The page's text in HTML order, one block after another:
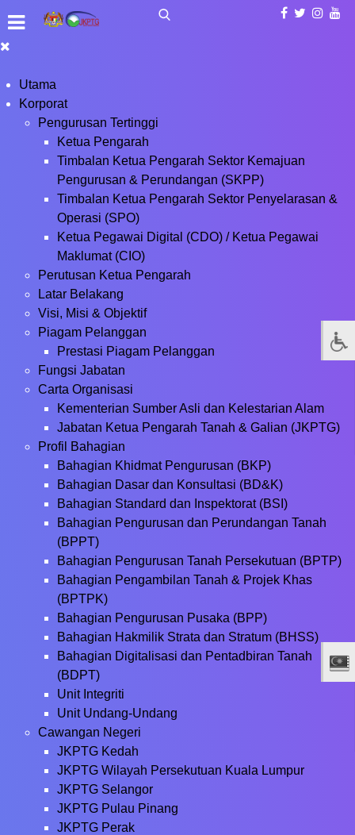
Utama
Korporat
Pengurusan Tertinggi
Ketua Pengarah
Timbalan Ketua Pengarah Sektor Kemajuan
Pengurusan & Perundangan (SKPP)
Timbalan Ketua Pengarah Sektor Penyelarasan &
Operasi (SPO)
Ketua Pegawai Digital (CDO) / Ketua Pegawai
Maklumat (CIO)
Perutusan Ketua Pengarah
Latar Belakang
Visi, Misi & Objektif
Piagam Pelanggan
Prestasi Piagam Pelanggan
Fungsi Jabatan
Carta Organisasi
Kementerian Sumber Asli dan Kelestarian Alam
Jabatan Ketua Pengarah Tanah & Galian (JKPTG)
Profil Bahagian
Bahagian Khidmat Pengurusan (BKP)
Bahagian Dasar dan Konsultasi (BD&K)
Bahagian Standard dan Inspektorat (BSI)
Bahagian Pengurusan dan Perundangan Tanah
(BPPT)
Bahagian Pengurusan Tanah Persekutuan (BPTP)
Bahagian Pengambilan Tanah & Projek Khas
(BPTPK)
Bahagian Pengurusan Pusaka (BPP)
Bahagian Hakmilik Strata dan Stratum (BHSS)
Bahagian Digitalisasi dan Pentadbiran Tanah
(BDPT)
Unit Integriti
Unit Undang-Undang
Cawangan Negeri
JKPTG Kedah
JKPTG Wilayah Persekutuan Kuala Lumpur
JKPTG Selangor
JKPTG Pulau Pinang
JKPTG Perak